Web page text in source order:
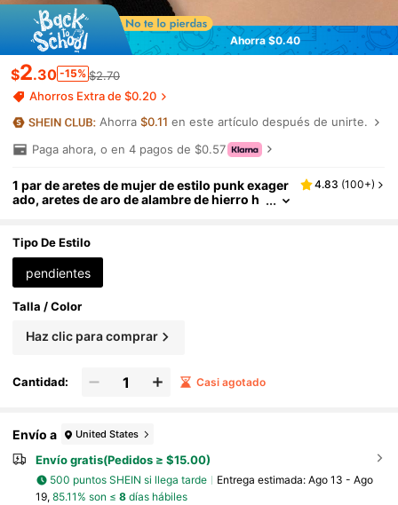
Ahorra $0.40
$2.30 -15% $2.70
Ahorros Extra de $0.20
Ahorra$0.11 en este artículo después de unirte.
Paga ahora, o en 4 pagos de $0.57
1 par de aretes de mujer de estilo punk exager
ado, aretes de aro de alambre de hierro h
4.83 (100+)
Tipo De Estilo
pendientes
Talla / Color
Haz clic para comprar
Cantidad: Casi agotado
Envío a United States
Envío gratis(Pedidos ≥ $15.00)
500 puntos SHEIN si llega tarde Entrega estimada: Ago 13 - Ago
19, 85.11% son ≤ 8días hábiles